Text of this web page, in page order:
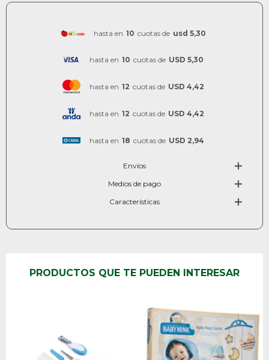
hasta en 10 cuotas de usd 5,30
hasta en 10 cuotas de USD 5,30
hasta en 12 cuotas de USD 4,42
hasta en 12 cuotas de USD 4,42
hasta en 18 cuotas de USD 2,94
Envíos
Medios de pago
Características
PRODUCTOS QUE TE PUEDEN INTERESAR